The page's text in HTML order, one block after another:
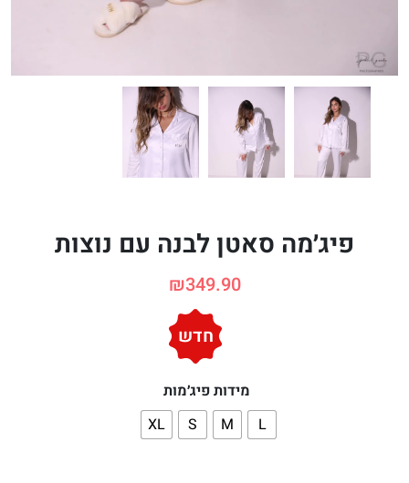
פיג׳מה סאטן לבנה עם נוצות
₪349.90
חדש
מידות פיג׳מות
L
M
S
XL